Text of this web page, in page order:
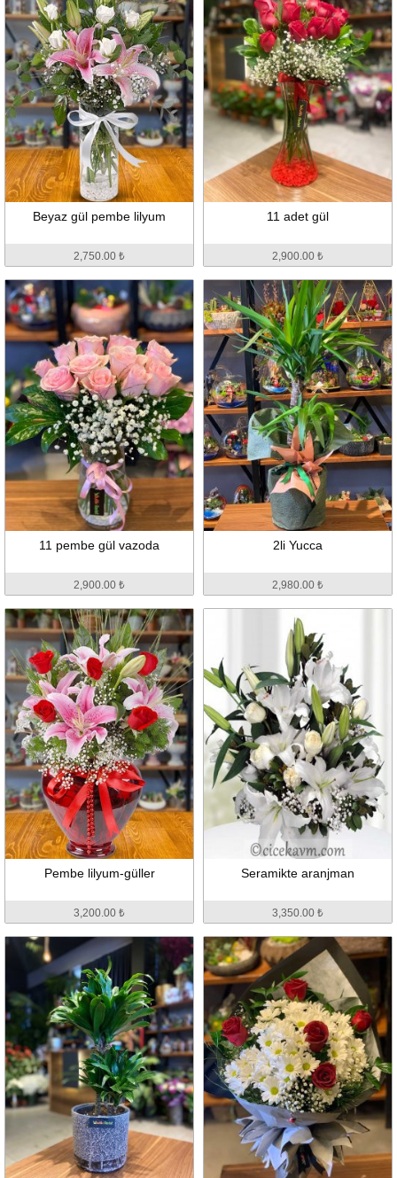
Beyaz gül pembe lilyum
2,750.00 ₺
11 adet gül
2,900.00 ₺
11 pembe gül vazoda
2,900.00 ₺
2li Yucca
2,980.00 ₺
Pembe lilyum-güller
3,200.00 ₺
Seramikte aranjman
3,350.00 ₺